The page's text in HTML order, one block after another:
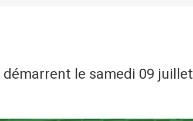
le samedi 09 juillet